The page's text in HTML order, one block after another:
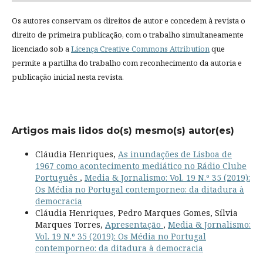
Os autores conservam os direitos de autor e concedem à revista o
direito de primeira publicação, com o trabalho simultaneamente
licenciado sob aLicença Creative Commons Attributionque
permite a partilha do trabalho com reconhecimento da autoria e
publicação inicial nesta revista.
Artigos mais lidos do(s) mesmo(s) autor(es)
Cláudia Henriques, As inundações de Lisboa de
1967 como acontecimento mediático no Rádio Clube
Português , Media & Jornalismo: Vol. 19 N.º 35 (2019):
Os Média no Portugal contemporneo: da ditadura à
democracia
Cláudia Henriques, Pedro Marques Gomes, Sílvia
Marques Torres, Apresentação , Media & Jornalismo:
Vol. 19 N.º 35 (2019): Os Média no Portugal
contemporneo: da ditadura à democracia